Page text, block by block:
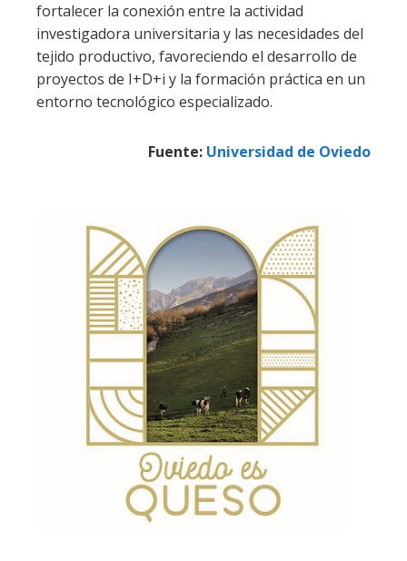
fortalecer la conexión entre la actividad
investigadora universitaria y las necesidades del
tejido productivo, favoreciendo el desarrollo de
proyectos de I+D+i y la formación práctica en un
entorno tecnológico especializado.
Fuente: Universidad de Oviedo